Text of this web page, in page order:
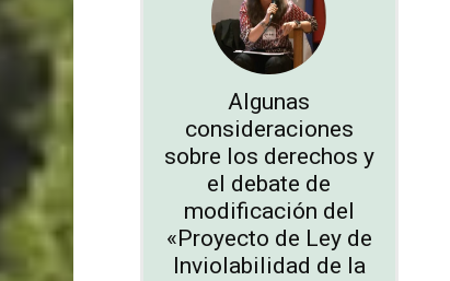
Algunas
consideraciones
sobre los derechos y
el debate de
modificación del
«Proyecto de Ley de
Inviolabilidad de la